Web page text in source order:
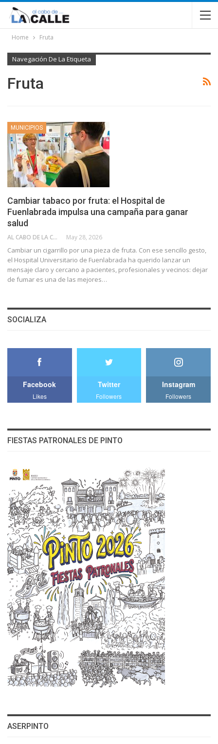
Home Fruta
Navegación De La Etiqueta
Fruta
MUNICIPIOS
Cambiar tabaco por fruta: el Hospital de
Fuenlabrada impulsa una campaña para ganar
salud
AL CABO DE LA CALLE May 28, 2026
Cambiar un cigarrillo por una pieza de fruta. Con ese sencillo gesto,
el Hospital Universitario de Fuenlabrada ha querido lanzar un
mensaje claro y cercano a pacientes, profesionales y vecinos: dejar
de fumar es una de las mejores…
SOCIALIZA
Facebook
Likes
Twitter
Followers
Instagram
Followers
FIESTAS PATRONALES DE PINTO
ASERPINTO